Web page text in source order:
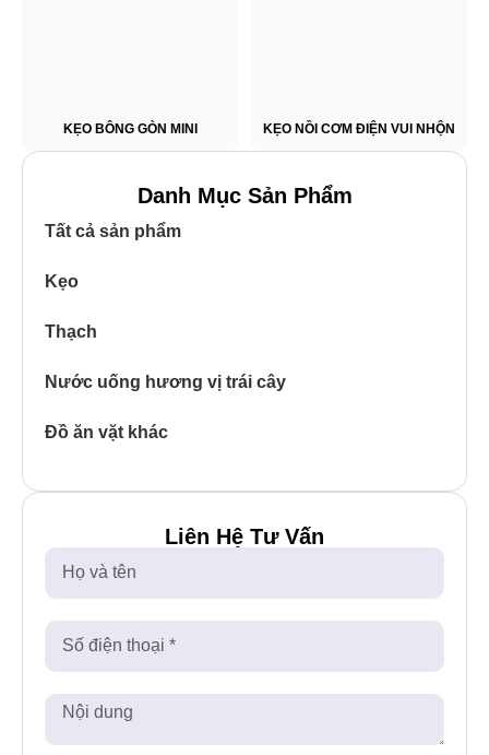
KẸO BÔNG GÒN MINI KẸO NỒI CƠM ĐIỆN VUI NHỘN
Danh Mục Sản Phẩm
Tất cả sản phẩm
Kẹo
Thạch
Nước uống hương vị trái cây
Đồ ăn vặt khác
Liên Hệ Tư Vấn